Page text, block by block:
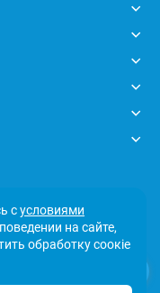
сусловиями
на сайте,
обработку соокіе